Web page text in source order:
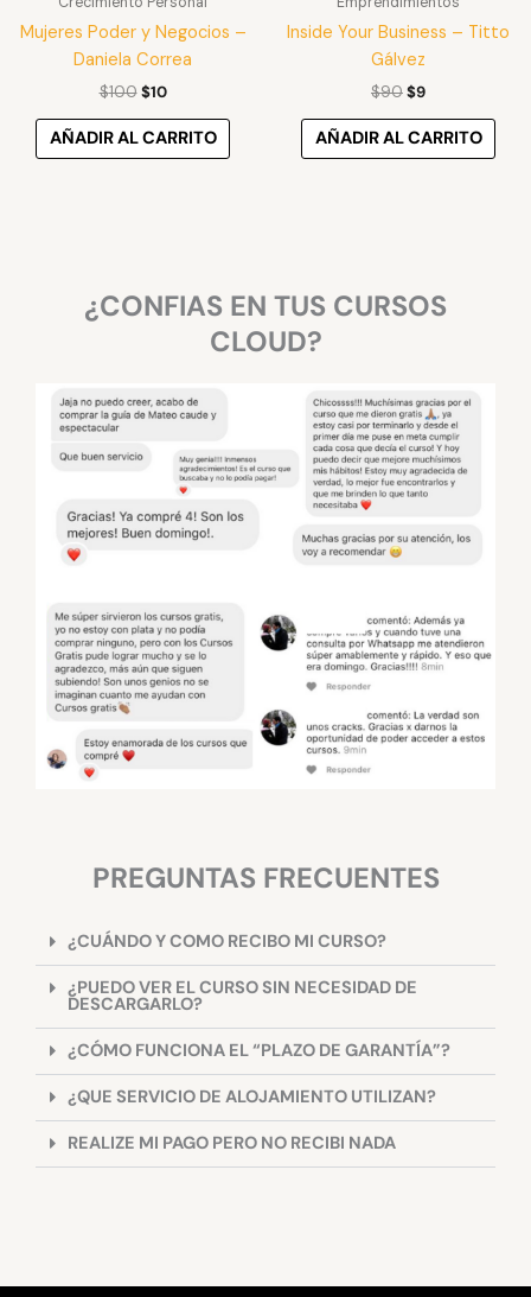
Mujeres Poder y Negocios –
Daniela Correa
$100 $10
AÑADIR AL CARRITO
Inside Your Business – Titto
Gálvez
$90$9
AÑADIR AL CARRITO
¿CONFIAS EN TUS CURSOS
CLOUD?
PREGUNTAS FRECUENTES
¿CUÁNDO Y COMO RECIBO MI CURSO?
¿PUEDO VER EL CURSO SIN NECESIDAD DE
DESCARGARLO?
¿CÓMO FUNCIONA EL “PLAZO DE GARANTÍA”?
¿QUE SERVICIO DE ALOJAMIENTO UTILIZAN?
REALIZE MI PAGO PERO NO RECIBI NADA